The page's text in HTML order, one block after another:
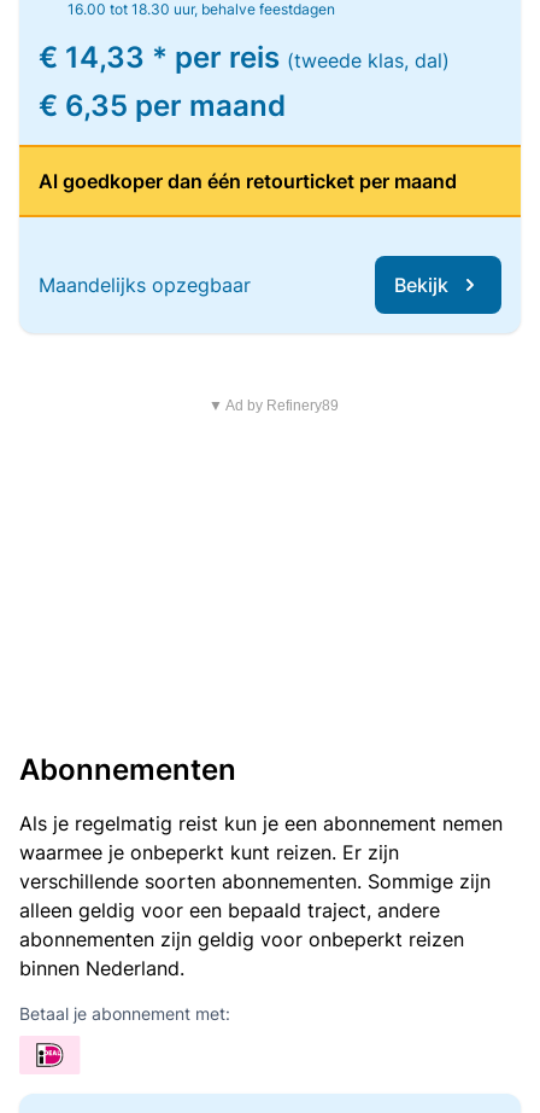
16.00 tot 18.30 uur, behalve feestdagen
€ 14,33 * per reis (tweede klas, dal)
€ 6,35 per maand
Al goedkoper dan één retourticket per maand
Maandelijks opzegbaar Bekijk
▼ Ad by Refinery89
Abonnementen
Als je regelmatig reist kun je een abonnement nemen
waarmee je onbeperkt kunt reizen. Er zijn
verschillende soorten abonnementen. Sommige zijn
alleen geldig voor een bepaald traject, andere
abonnementen zijn geldig voor onbeperkt reizen
binnen Nederland.
Betaal je abonnement met: